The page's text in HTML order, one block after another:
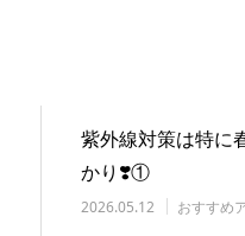
紫外線対策は特に
かり❣️①
2026.05.12 おすすめ